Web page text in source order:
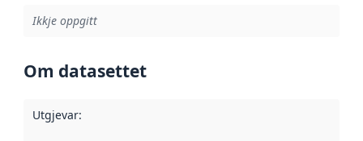
Ikkje oppgitt
Om datasettet
Utgjevar: